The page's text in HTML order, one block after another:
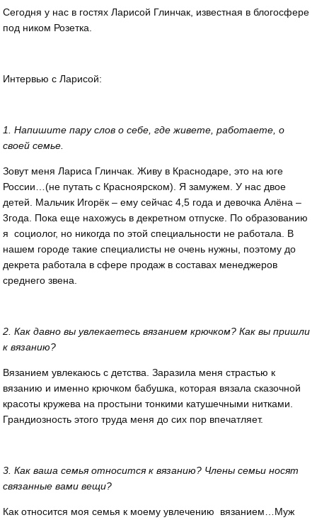
Сегодня у нас в гостях Ларисой Глинчак, известная в блогосфере
под ником Розетка.
Интервью с Ларисой:
1. Напишите пару слов о себе, где живете, работаете, о
своей семье.
Зовут меня Лариса Глинчак. Живу в Краснодаре, это на юге
России…(не путать с Красноярском). Я замужем. У нас двое
детей. Мальчик Игорёк – ему сейчас 4,5 года и девочка Алёна –
3года. Пока еще нахожусь в декретном отпуске. По образованию
я социолог, но никогда по этой специальности не работала. В
нашем городе такие специалисты не очень нужны, поэтому до
декрета работала в сфере продаж в составах менеджеров
среднего звена.
2. Как давно вы увлекаетесь вязанием крючком? Как вы пришли
к вязанию?
Вязанием увлекаюсь с детства. Заразила меня страстью к
вязанию и именно крючком бабушка, которая вязала сказочной
красоты кружева на простыни тонкими катушечными нитками.
Грандиозность этого труда меня до сих пор впечатляет.
3. Как ваша семья относится к вязанию? Члены семьи носят
связанные вами вещи?
Как относится моя семья к моему увлечению вязанием…Муж